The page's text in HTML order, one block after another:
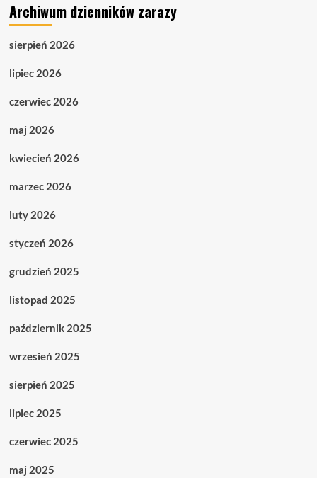
Archiwum dzienników zarazy
sierpień 2026
lipiec 2026
czerwiec 2026
maj 2026
kwiecień 2026
marzec 2026
luty 2026
styczeń 2026
grudzień 2025
listopad 2025
październik 2025
wrzesień 2025
sierpień 2025
lipiec 2025
czerwiec 2025
maj 2025